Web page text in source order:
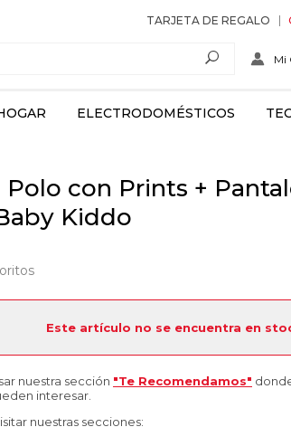
TARJETA DE REGALO
Mi
ELECTRODOMÉSTICOS
Polo con Prints +
Kiddo
Este artículo no se encuentra en
nuestra sección "Te Recomendamos"
interesar.
nuestras secciones: